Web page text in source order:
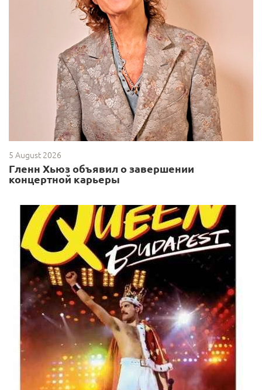
5 August 2026
Гленн Хьюз объявил о завершении
концертной карьеры